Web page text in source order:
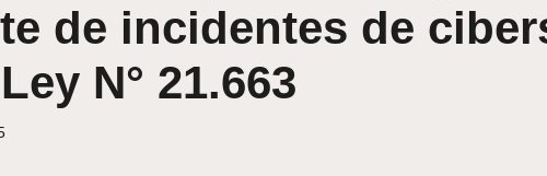
de incidentes de
N° 21.663